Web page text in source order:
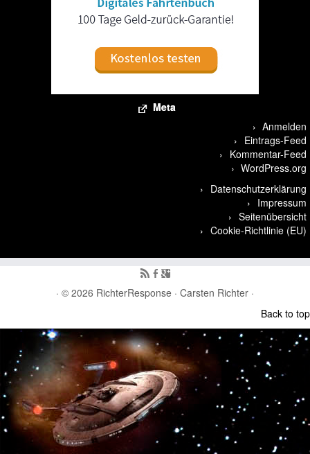
Meta
Anmelden
Eintrags-Feed
Kommentar-Feed
WordPress.org
Datenschutzerklärung
Impressum
Seitenübersicht
Cookie-Richtlinie (EU)
· © 2026 RichterResponse · Carsten Richter ·
Back to top